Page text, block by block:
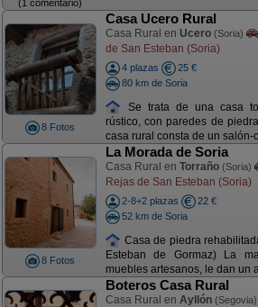
(1 comentario)
8 Fotos
Casa Ucero Rural
Casa Rural en Ucero (Soria)
de San Esteban (Soria)
4 plazas
25 €
80 km de Soria
Se trata de una casa
rústico, con paredes de
casa rural consta de un salón-
8 Fotos
La Morada de Soria
Casa Rural en Torraño (Soria)
Rejas de San Esteban (Soria)
2-8+2 plazas
22 €
52 km de Soria
Casa de piedra
Esteban de Gormaz) La
muebles artesanos, le dan un
Boteros Casa Rural
Casa Rural en Ayllón (Segovia)